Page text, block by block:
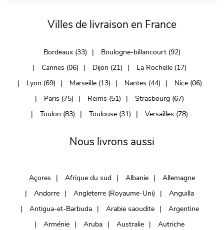
Villes de livraison en France
Bordeaux (33)
Boulogne-billancourt (92)
Cannes (06)
Dijon (21)
La Rochelle (17)
Lyon (69)
Marseille (13) Nantes (44)
Nice (06)
Paris (75)
Reims (51)
Strasbourg (67)
Toulon (83)
Toulouse (31) Versailles (78)
Nous livrons aussi
Açores Afrique du sud Albanie
Allemagne
Andorre
Angleterre (Royaume-Uni)
Anguilla
Antigua-et-Barbuda
Arabie saoudite
Argentine
Arménie
Aruba Australie
Autriche